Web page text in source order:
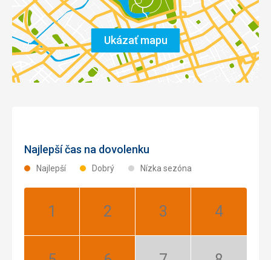
Ukázať mapu
Najlepší čas na dovolenku
Najlepší Dobrý Nízka sezóna
Január:
Február:
Marec:
Apríl: